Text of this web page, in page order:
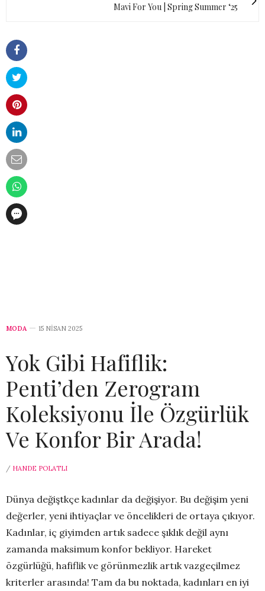
Mavi For You | Spring Summer ‘25
MODA 15 NISAN 2025
Yok Gibi Hafiflik:
Penti’den Zerogram
Koleksiyonu İle Özgürlük
Ve Konfor Bir Arada!
/ HANDE POLATLI
Dünya değiştkçe kadınlar da değişiyor. Bu değişim yeni
değerler, yeni ihtiyaçlar ve öncelikleri de ortaya çıkıyor.
Kadınlar, iç giyimden artık sadece şıklık değil aynı
zamanda maksimum konfor bekliyor. Hareket
özgürlüğü, hafiflik ve görünmezlik artık vazgeçilmez
kriterler arasında! Tam da bu noktada, kadınları en iyi